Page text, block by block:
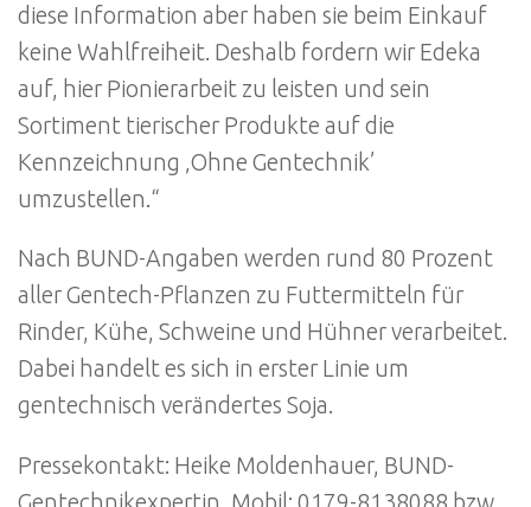
diese Information aber haben sie beim Einkauf
keine Wahlfreiheit. Deshalb fordern wir Edeka
auf, hier Pionierarbeit zu leisten und sein
Sortiment tierischer Produkte auf die
Kennzeichnung ‚Ohne Gentechnik’
umzustellen.“
Nach BUND-Angaben werden rund 80 Prozent
aller Gentech-Pflanzen zu Futtermitteln für
Rinder, Kühe, Schweine und Hühner verarbeitet.
Dabei handelt es sich in erster Linie um
gentechnisch verändertes Soja.
Pressekontakt: Heike Moldenhauer, BUND-